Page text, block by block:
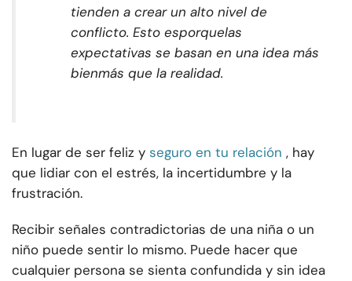
tienden a crear un alto nivel de
conflicto. Esto esporquelas
expectativas se basan en una idea más
bienmás que la realidad.
En lugar de ser feliz y seguro en tu relación , hay
que lidiar con el estrés, la incertidumbre y la
frustración.
Recibir señales contradictorias de una niña o un
niño puede sentir lo mismo. Puede hacer que
cualquier persona se sienta confundida y sin idea